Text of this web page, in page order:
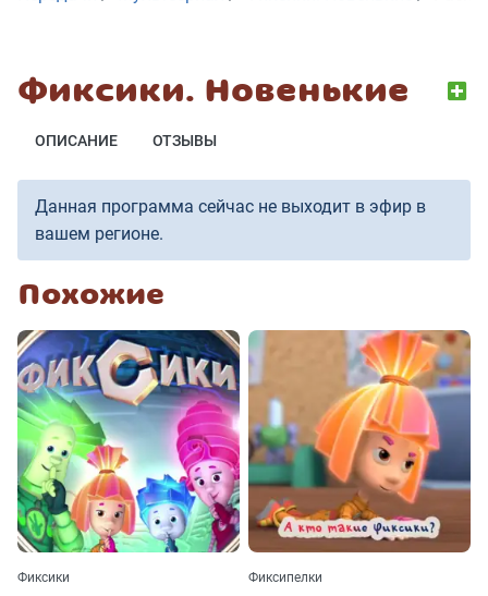
Фиксики. Новенькие
ОПИСАНИЕ ОТЗЫВЫ
Данная программа сейчас не выходит в эфир в
вашем регионе.
Похожие
Фиксики Фиксипелки